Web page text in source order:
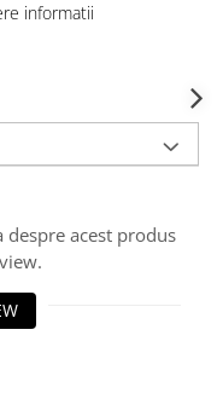
informatii
acest produs